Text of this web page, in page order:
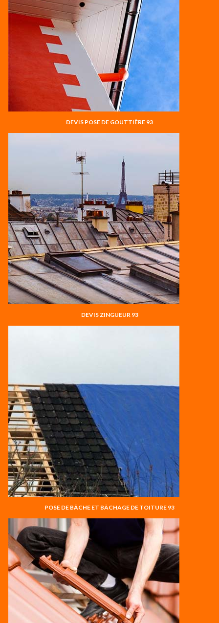
DEVIS POSE DE GOUTTIÈRE 93
DEVIS ZINGUEUR 93
POSE DE BÂCHE ET BÂCHAGE DE TOITURE 93